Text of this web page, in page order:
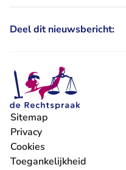
Deel dit nieuwsbericht:
Sitemap
Privacy
Cookies
Toegankelijkheid